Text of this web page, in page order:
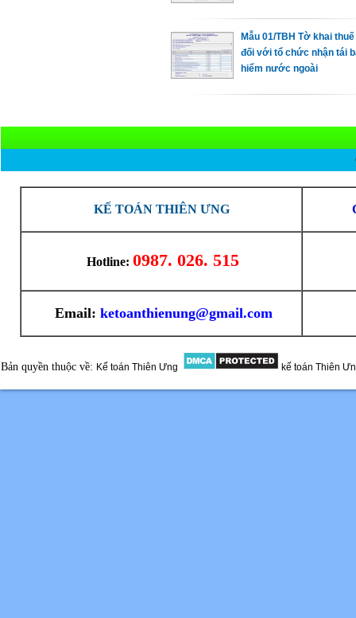
Mẫu 01/TBH Tờ khai thuế
đối với tổ chức nhận tái
hiểm nước ngoài
KẾ TOÁN THIÊN ƯNG
Hotline: 0987. 026. 515
Email: ketoanthienung@gmail.com
Bản quyền thuộc về: Kế toán Thiên Ưng kế toán Thiên